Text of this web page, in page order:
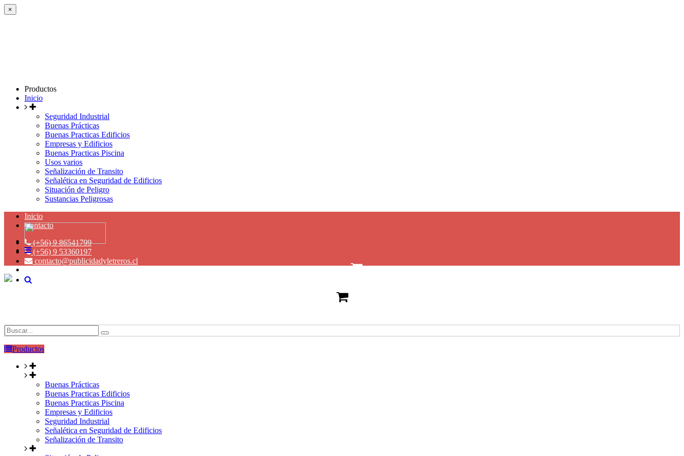
×
Productos
Inicio
Seguridad Industrial
Buenas Prácticas
Buenas Practicas Edificios
Empresas y Edificios
Buenas Practicas Piscina
Usos varios
Señalización de Transito
Señalética en Seguridad de Edificios
Situación de Peligro
Sustancias Peligrosas
Inicio
Contacto
(+56) 9 86541799
(+56) 9 53360197
contacto@publicidadyletreros.cl
Productos
Buenas Prácticas
Buenas Practicas Edificios
Buenas Practicas Piscina
Empresas y Edificios
Seguridad Industrial
Señalética en Seguridad de Edificios
Señalización de Transito